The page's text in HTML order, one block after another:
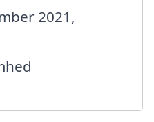
2021,